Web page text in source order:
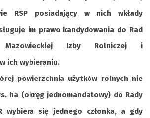
RSP posiadający w nich wkłady
im prawo kandydowania do Rad
Mazowieckiej Izby Rolniczej i
ich wybieraniu.
powierzchnia użytków rolnych nie
ha (okręg jednomandatowy) do Rady
wybiera się jednego członka, a gdy